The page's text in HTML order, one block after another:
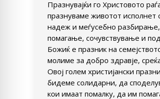
Празнувајќи го Христовото
празнуваме животот исполнет
надеж и меѓусебно
помагање, сочувствување и
Божиќ е празник на
молиме за добро здравје,
Овој голем христијански
бидеме солидарни, да
кои имаат помалку, да им